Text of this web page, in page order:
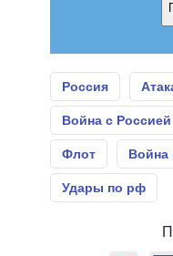
Россия
Война с Россией
Флот Война
Удары по рф